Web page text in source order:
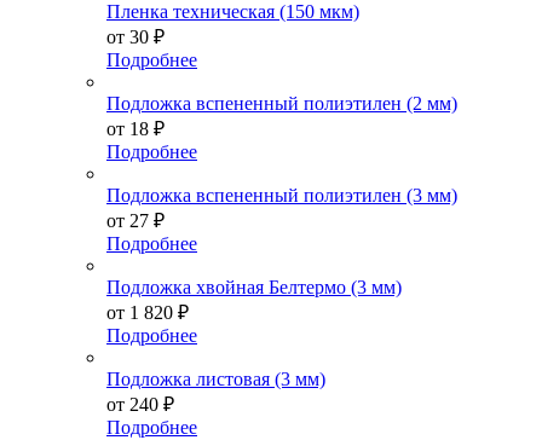
Пленка техническая (150 мкм)
от 30 ₽
Подробнее
Подложка вспененный полиэтилен (2 мм)
от 18 ₽
Подробнее
Подложка вспененный полиэтилен (3 мм)
от 27 ₽
Подробнее
Подложка хвойная Белтермо (3 мм)
от 1 820 ₽
Подробнее
Подложка листовая (3 мм)
от 240 ₽
Подробнее